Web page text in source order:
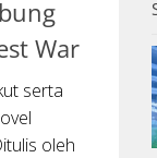
War
serta
oleh